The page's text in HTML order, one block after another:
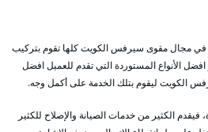
في مجال مقوى سيرفس الكويت كلها تقوم بتركيب
الأنواع المستوردة التي تقدم للعميل افضل
الكويت ليقوم بتلك الخدمة على أكمل وجه.
الكثير من خدمات الصيانة والإصلاح للكثير